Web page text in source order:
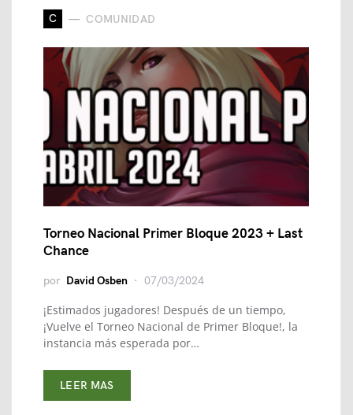
C COMUNIDAD
Torneo Nacional Primer Bloque 2023 + Last
Chance
por David Osben 07/03/2024
¡Estimados jugadores! Después de un tiempo,
¡Vuelve el Torneo Nacional de Primer Bloque!, la
instancia más esperada por…
LEER MAS